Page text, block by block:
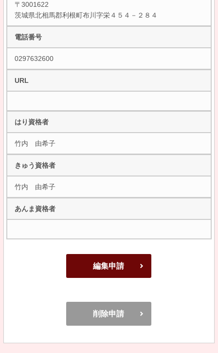
〒3001622
茨城県北相馬郡利根町布川字栄４５４－２８４
電話番号
0297632600
URL
はり資格者
竹内 由希子
きゅう資格者
竹内 由希子
あんま資格者
編集申請
削除申請